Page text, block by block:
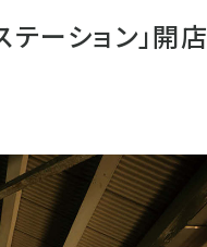
ーション」開店